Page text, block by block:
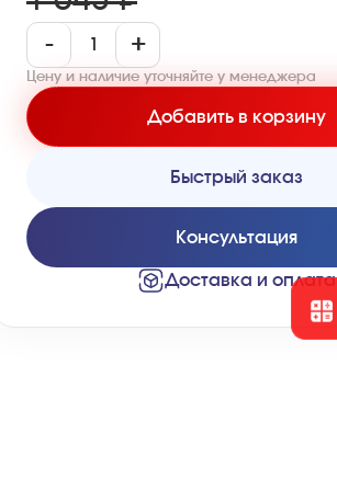
- +
Цену и наличие уточняйте у менеджера
Добавить в корзину
Быстрый заказ
Консультация
Доставка и оплата